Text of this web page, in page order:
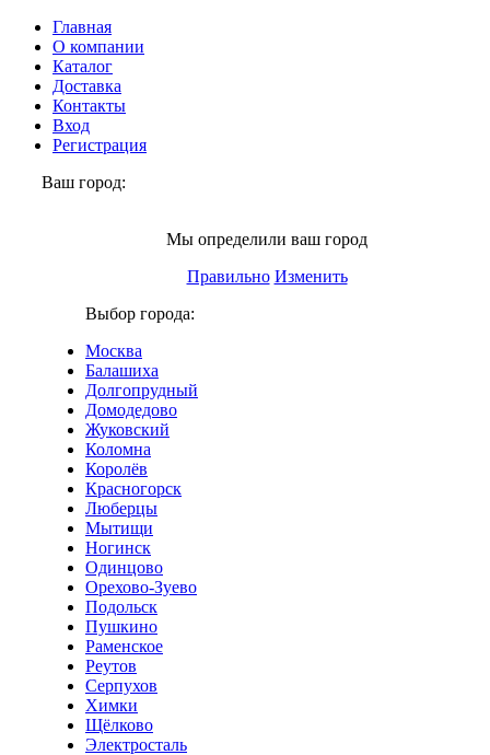
Главная
О компании
Каталог
Доставка
Контакты
Вход
Регистрация
Ваш город:
Мы определили ваш город
Правильно Изменить
Выбор города:
Москва
Балашиха
Долгопрудный
Домодедово
Жуковский
Коломна
Королёв
Красногорск
Люберцы
Мытищи
Ногинск
Одинцово
Орехово-Зуево
Подольск
Пушкино
Раменское
Реутов
Серпухов
Химки
Щёлково
Электросталь